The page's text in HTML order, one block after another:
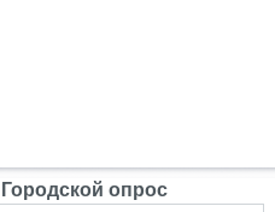
Городской опрос